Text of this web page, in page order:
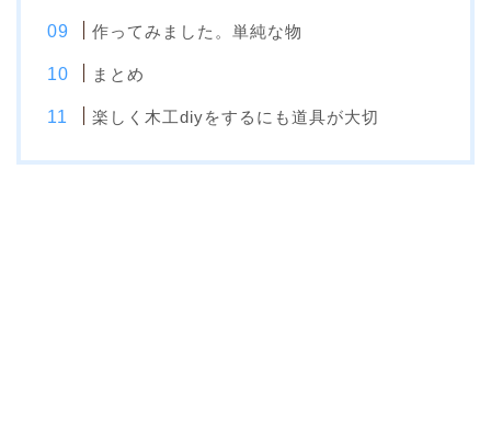
作ってみました。単純な物
まとめ
楽しく木工diyをするにも道具が大切